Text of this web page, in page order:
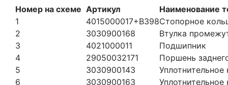
Номер на схеме Артикул
Наименование
1
4015000017+B398Стопорное
2
3030900168
Втулка
3
4021000011
Подшипник
4
29050032171
Поршень
5
3030900143
Уплотнительное
6
3030900163
Уплотнительное